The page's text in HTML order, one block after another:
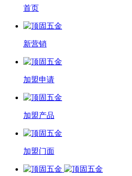
首页
新营销
加盟申请
加盟产品
加盟门面